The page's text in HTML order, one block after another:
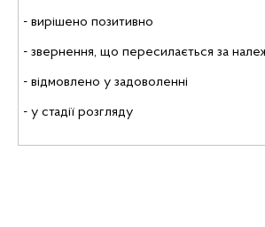
- вирішено позитивно
- звернення, що пересилається за
- відмовлено у задоволенні
- у стадії розгляду